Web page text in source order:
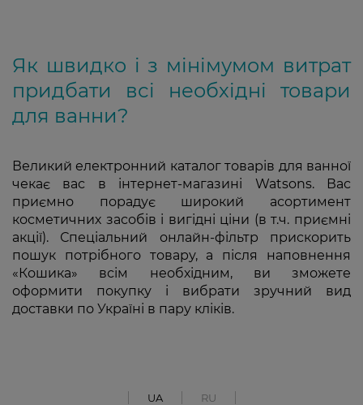
Як швидко і з мінімумом витрат
придбати всі необхідні товари
для ванни?
Великий електронний каталог товарів для ванної
чекає вас в інтернет-магазині Watsons. Вас
приємно порадує широкий асортимент
косметичних засобів і вигідні ціни (в т.ч. приємні
акції). Спеціальний онлайн-фільтр прискорить
пошук потрібного товару, а після наповнення
«Кошика» всім необхідним, ви зможете
оформити покупку і вибрати зручний вид
доставки по Україні в пару кліків.
UA RU